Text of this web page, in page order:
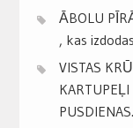
ĀBOLU
, kas
VISTAS
PUSDIENAS.